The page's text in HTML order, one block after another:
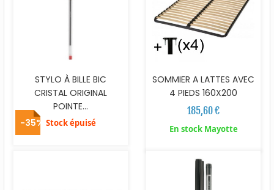
STYLO À BILLE BIC
CRISTAL ORIGINAL
POINTE...
Stock épuisé
SOMMIER A LATTES AVEC
4 PIEDS 160X200
185,60 €
En stock Mayotte
-35%